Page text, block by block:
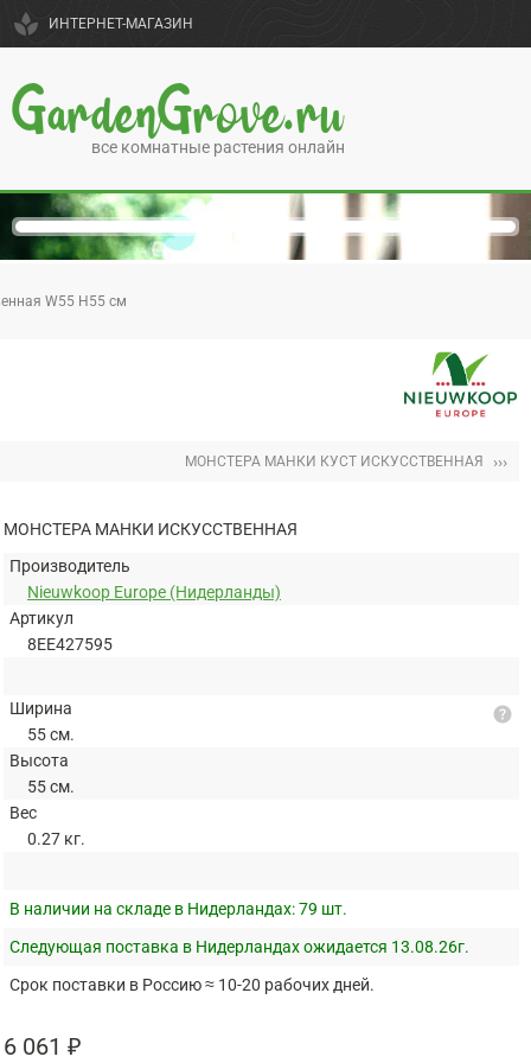
spa ИНТЕРНЕТ-МАГАЗИН
GardenGrove.ru
все комнатные растения онлайн
W55 H55 см
МОНСТЕРА МАНКИ КУСТ ИСКУССТВЕННАЯ ›››
МОНСТЕРА МАНКИ ИСКУССТВЕННАЯ
Производитель
Nieuwkoop Europe (Нидерланды)
Артикул
8EE427595
Ширина
55 см.
Высота
55 см.
Вес
0.27 кг.
help
В наличии на складе в Нидерландах:79 шт.
Следующая поставка в Нидерландах ожидается 13.08.26г.
Срок поставки в Россию ≈ 10-20 рабочих дней.
6 061 ₽